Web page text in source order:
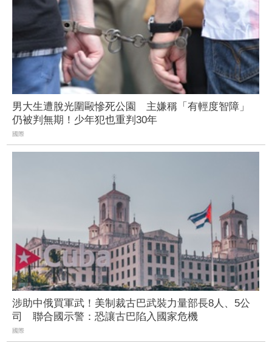
男大生遭脫光圍毆慘死公園 主嫌稱「有輕度智障」
仍被判無期！少年犯也重判30年
國際
涉助中俄買軍武！美制裁古巴武裝力量部長8人、5公
司 聯合國示警：恐讓古巴陷入國家危機
國際